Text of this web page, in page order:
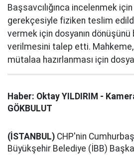
Başsavcılığınca incelenmek
gerekçesiyle fiziken teslim
vermek için dosyanın
verilmesini talep etti.
mütalaa hazırlanması için
Haber: Oktay YILDIRIM -
GÖKBULUT
(İSTANBUL) CHP'nin
Büyükşehir Belediye (İBB)